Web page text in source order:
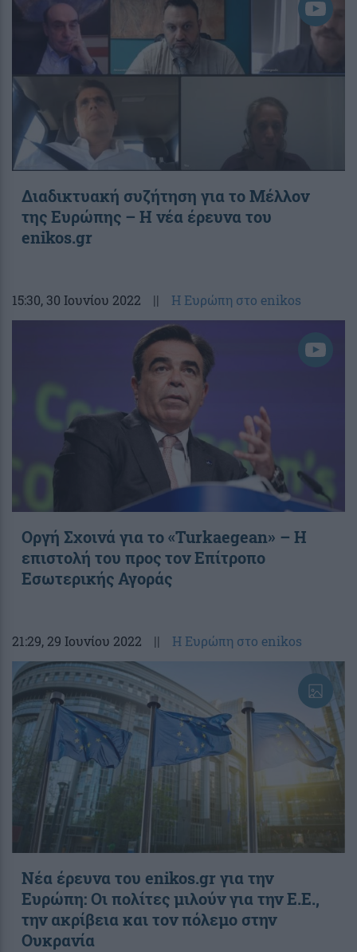
Διαδικτυακή συζήτηση για το Μέλλον
της Ευρώπης – Η νέα έρευνα του
enikos.gr
15:30, 30 Ιουνίου 2022 || Η Ευρώπη στο enikos
Οργή Σχοινά για το «Turkaegean» – Η
επιστολή του προς τον Επίτροπο
Εσωτερικής Αγοράς
21:29, 29 Ιουνίου 2022 || Η Ευρώπη στο enikos
Νέα έρευνα του enikos.gr για την
Ευρώπη: Οι πολίτες μιλούν για την Ε.Ε.,
την ακρίβεια και τον πόλεμο στην
Ουκρανία